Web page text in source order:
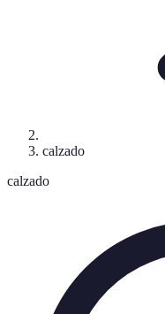
calzado
calzado